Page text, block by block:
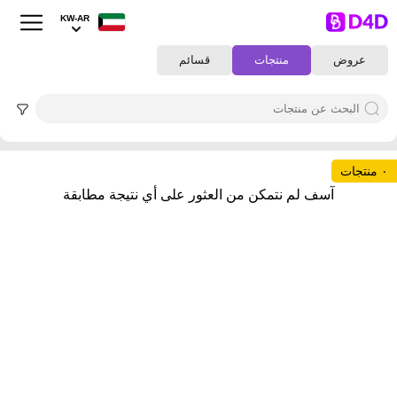
عروض منتجات قسائم
KW-AR
٠ منتجات
آسف لم نتمكن من العثور على أي نتيجة مطابقة